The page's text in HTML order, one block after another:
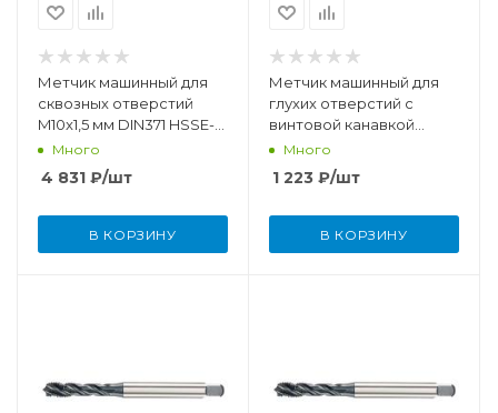
Метчик машинный для
сквозных отверстий
M10x1,5 мм DIN371 HSSE-
PM/TiCN
Много
4 831 ₽/шт
В КОРЗИНУ
Метчик машинный для
глухих отверстий с
винтовой канавкой
M8x1,25 мм DIN371 HSSE
Много
1 223 ₽/шт
В КОРЗИНУ